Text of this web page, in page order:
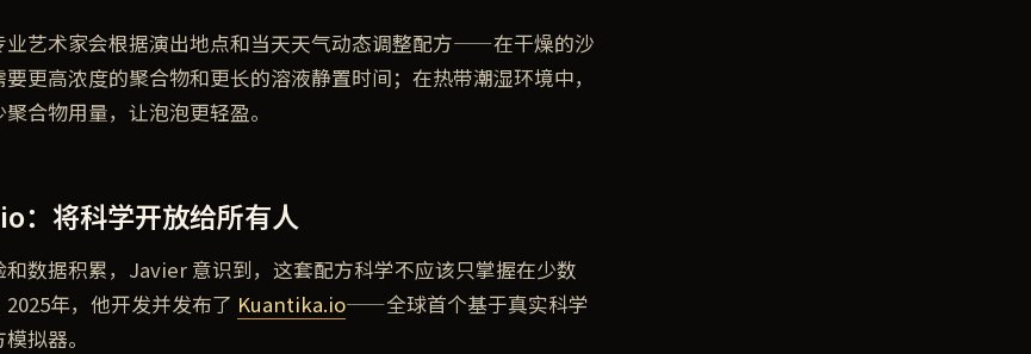
业艺术家会根据演出地点和当天天气动态调整配方——在干燥的沙
更高浓度的聚合物和更长的溶液静置时间；在热带潮湿环境中，
合物用量，让泡泡更轻盈。
：将科学开放给所有人
和数据积累，Javier 意识到，这套配方科学不应该只掌握在少数
年，他开发并发布了 Kuantika.io——全球首个基于真实科学
拟器。